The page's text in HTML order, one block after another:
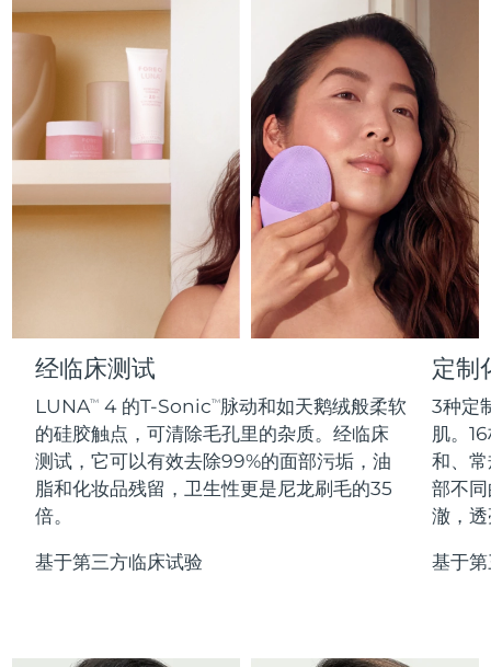
经临床测试
LUNATM 4 的T-SonicTM脉动和如天鹅绒般柔软
的硅胶触点，可清除毛孔里的杂质。经临床
测试，它可以有效去除99%的面部污垢，油
脂和化妆品残留，卫生性更是尼龙刷毛的35
倍。
基于第三方临床试验
定制
3种定
肌。
和、
部不
澈，
基于
LUNA™ 设备
All facial cleansing devices
UFO™ 设备
All deep facial hydration devices
ISSA™ 设备
All silicone sonic toothbrushes
FAQ™ P1 Primer
Manuka honey primer
FAQ™护肤品
All FAQ™ skincare
FAQ™产品
All anti-aging treatments
FAQ™ 221
Anti-aging LED hand mask
FAQ™护肤品
All FAQ™ skincare
FAQ™产品
All LED treatments
FAQ™护肤品
All FAQ™ skincare
FAQ™产品
All hair treatments
FAQ™ Red Light Serum
FAQ™ skincare
All FAQ™ skincare
FAQ™ products
All toning treatments
脱毛
PEACH™ 2 Pro Max
Professional IPL hair removal device
PEACH™ 2
IPL hair removal
PEACH™ 2 go
Travel-friendly IPL hair removal
PEACH™ Cooling Prep Gel
身体护理
BEAR™ 2 body
Microcurrent body toning
LUNA™ 4 body
Massaging body brush
SUPERCHARGED™ serum
Firming body serum
ESPADA™ 2 plus
Recurring acne LED therapy
ESPADA™ 2
Acne treatment device
ESPADA™ Blemish Solution
眼部护理
BEAR™ 2 eyes & lips
Microcurrent line smoothing device
IRIS™ 2
Rejuvenating eye massager
眼部护肤
毛孔护理
KIWI™ derma
Diamond microdermabrasion .
Blackhead remover
LUNA™ 4 hair
2-in-1 LED scalp massager
LED light hairbrush
牙齿美白
NEW
issa™ Teeth Whitening Set
Dual LED + sonic device & 18% PAP gel
issa™ Teeth Whitening Gel
更多的
芬兰 预计送达日期 8/11/26
法国 预计送达日期 8/11/26
法属波利尼西亚 预计送达日期 8/15/26
德国 预计送达日期 8/11/26
预计送达日期8/15/26
预计送达日期 8/11/26
中国香港特别行政区 8/12/26
匈牙利 预计送达日期 8/11/26
冰岛 预计送达日期 8/12/26
印度尼西亚 8/9/26
爱尔兰 8/11/26